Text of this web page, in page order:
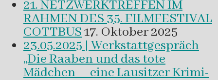
21. NETZWERKTREFFEN IM
RAHMEN DES 35. FILMFESTIVAL
COTTBUS17. Oktober 2025
23.05.2025 | Werkstattgespräch
„Die Raaben und das tote
Mädchen – eine Lausitzer Krimi-